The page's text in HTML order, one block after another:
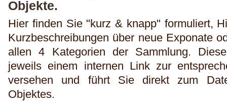
Objekte.
Hier finden Sie "kurz & knapp" formuliert,
Kurzbeschreibungen über neue Exponate
allen 4 Kategorien der Sammlung.
jeweils einem internen Link zur
versehen und führt Sie direkt zum
Objektes.